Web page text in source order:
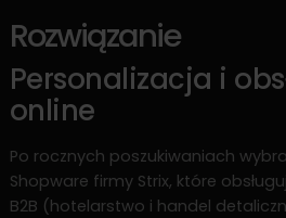
Rozwiązanie
Personalizacja i
online
Po rocznych poszukiwaniach
Shopware firmy Strix, które
B2B (hotelarstwo i handel